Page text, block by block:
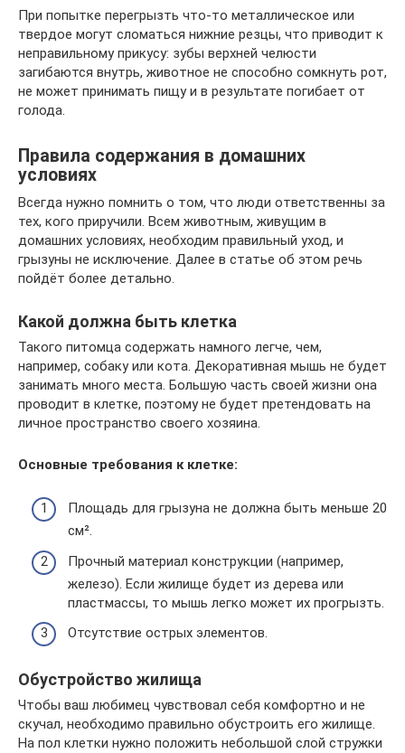
При попытке перегрызть что-то металлическое или
твердое могут сломаться нижние резцы, что приводит к
неправильному прикусу: зубы верхней челюсти
загибаются внутрь, животное не способно сомкнуть рот,
не может принимать пищу и в результате погибает от
голода.
Правила содержания в домашних
условиях
Всегда нужно помнить о том, что люди ответственны за
тех, кого приручили. Всем животным, живущим в
домашних условиях, необходим правильный уход, и
грызуны не исключение. Далее в статье об этом речь
пойдёт более детально.
Какой должна быть клетка
Такого питомца содержать намного легче, чем,
например, собаку или кота. Декоративная мышь не будет
занимать много места. Большую часть своей жизни она
проводит в клетке, поэтому не будет претендовать на
личное пространство своего хозяина.
Основные требования к клетке:
Площадь для грызуна не должна быть меньше 20
см².
Прочный материал конструкции (например,
железо). Если жилище будет из дерева или
пластмассы, то мышь легко может их прогрызть.
Отсутствие острых элементов.
Обустройство жилища
Чтобы ваш любимец чувствовал себя комфортно и не
скучал, необходимо правильно обустроить его жилище.
На пол клетки нужно положить небольшой слой стружки